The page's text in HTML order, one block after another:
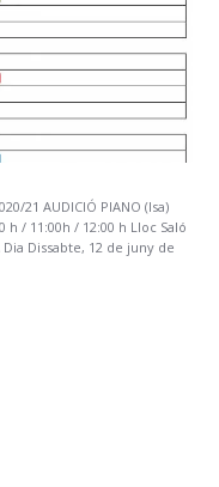
21 AUDICIÓ PIANO (Isa)
h / 11:00h / 12:00 h Lloc Saló
Dia Dissabte, 12 de juny de